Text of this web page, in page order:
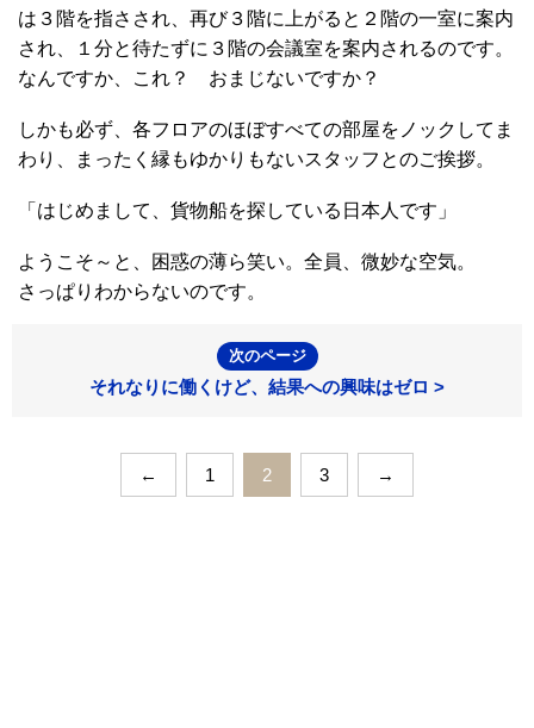
は３階を指さされ、再び３階に上がると２階の一室に案内
され、１分と待たずに３階の会議室を案内されるのです。
なんですか、これ？ おまじないですか？
しかも必ず、各フロアのほぼすべての部屋をノックしてま
わり、まったく縁もゆかりもないスタッフとのご挨拶。
「はじめまして、貨物船を探している日本人です」
ようこそ～と、困惑の薄ら笑い。全員、微妙な空気。
さっぱりわからないのです。
次のページ
それなりに働くけど、結果への興味はゼロ >
← 1 2 3 →